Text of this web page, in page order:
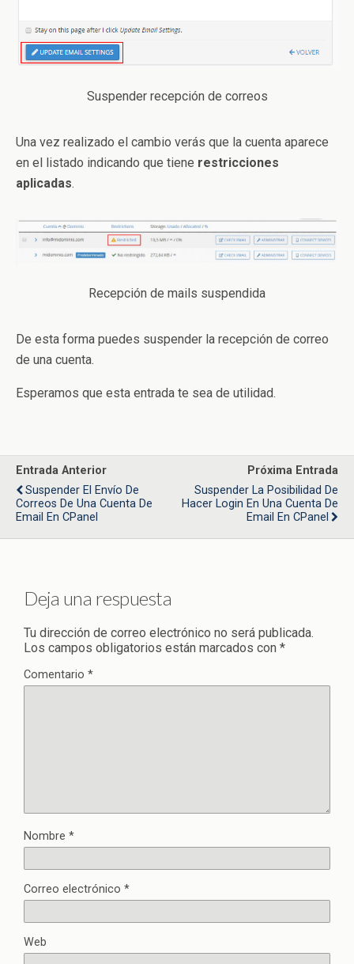
Suspender recepción de correos
Una vez realizado el cambio verás que la cuenta aparece
en el listado indicando que tiene restricciones
aplicadas.
Recepción de mails suspendida
De esta forma puedes suspender la recepción de correo
de una cuenta.
Esperamos que esta entrada te sea de utilidad.
Entrada Anterior
Suspender El Envío De
Correos De Una Cuenta De
Email En CPanel
Próxima Entrada
Suspender La Posibilidad De
Hacer Login En Una Cuenta De
Email En CPanel
Deja una respuesta
Tu dirección de correo electrónico no será publicada.
Los campos obligatorios están marcados con *
Comentario *
Nombre *
Correo electrónico *
Web